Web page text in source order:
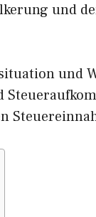
und
und